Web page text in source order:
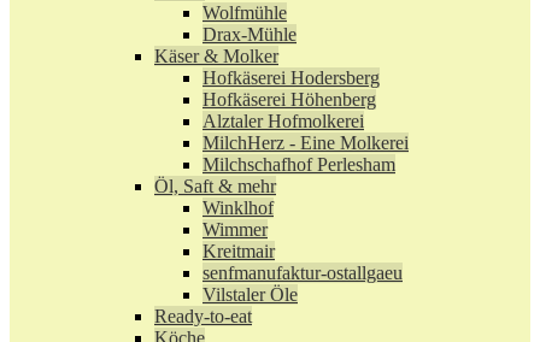
Wolfmühle
Drax-Mühle
Käser & Molker
Hofkäserei Hodersberg
Hofkäserei Höhenberg
Alztaler Hofmolkerei
MilchHerz - Eine Molkerei
Milchschafhof Perlesham
Öl, Saft & mehr
Winklhof
Wimmer
Kreitmair
senfmanufaktur-ostallgaeu
Vilstaler Öle
Ready-to-eat
Köche